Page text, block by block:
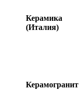
Керамика
(Италия)
Керамогранит